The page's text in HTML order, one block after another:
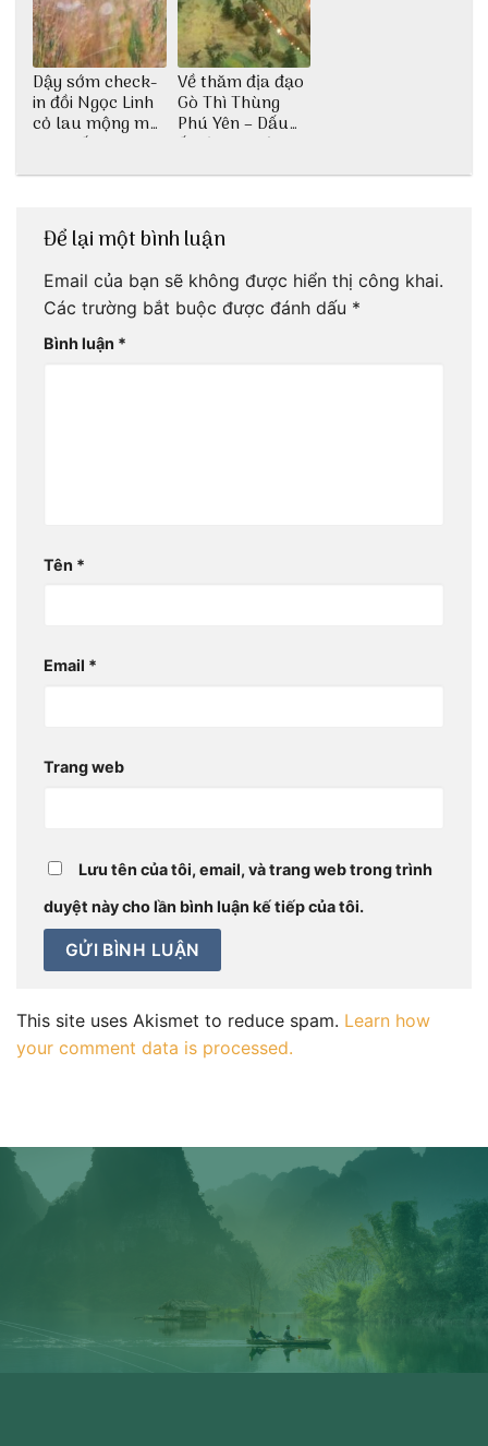
Dậy sớm check-
in đồi Ngọc Linh
cỏ lau mộng mơ
tại Huế nè bạn
Về thăm địa đạo
Gò Thì Thùng
Phú Yên – Dấu
ấn lịch sử còn
Để lại một bình luận
Email của bạn sẽ không được hiển thị công khai.
Các trường bắt buộc được đánh dấu *
Bình luận *
Tên *
Email *
Trang web
Lưu tên của tôi, email, và trang web trong trình
duyệt này cho lần bình luận kế tiếp của tôi.
This site uses Akismet to reduce spam. Learn how
your comment data is processed.